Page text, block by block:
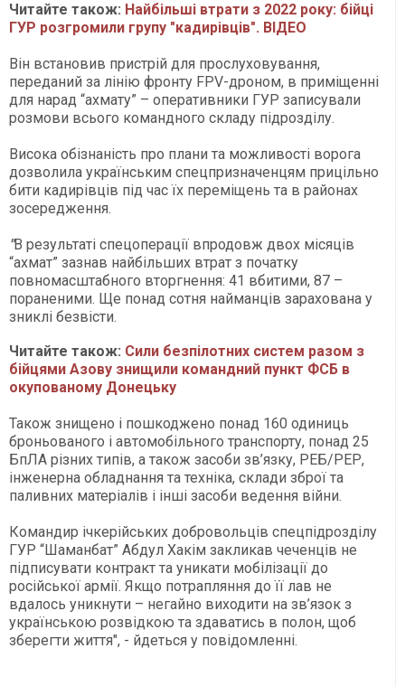
Читайте також: Найбільші втрати з 2022 року: бійці
ГУР розгромили групу "кадирівців". ВІДЕО
Він встановив пристрій для прослуховування,
переданий за лінію фронту FPV-дроном, в приміщенні
для нарад “ахмату” – оперативники ГУР записували
розмови всього командного складу підрозділу.
Висока обізнаність про плани та можливості ворога
дозволила українським спецпризначенцям прицільно
бити кадирівців під час їх переміщень та в районах
зосередження.
"В результаті спецоперації впродовж двох місяців
“ахмат” зазнав найбільших втрат з початку
повномасштабного вторгнення: 41 вбитими, 87 –
пораненими. Ще понад сотня найманців зарахована у
зниклі безвісти.
Читайте також: Сили безпілотних систем разом з
бійцями Азову знищили командний пункт ФСБ в
окупованому Донецьку
Також знищено і пошкоджено понад 160 одиниць
броньованого і автомобільного транспорту, понад 25
БпЛА різних типів, а також засоби зв’язку, РЕБ/РЕР,
інженерна обладнання та техніка, склади зброї та
паливних матеріалів і інші засоби ведення війни.
Командир ічкерійських добровольців спецпідрозділу
ГУР “Шаманбат” Абдул Хакім закликав чеченців не
підписувати контракт та уникати мобілізації до
російської армії. Якщо потрапляння до її лав не
вдалось уникнути – негайно виходити на зв’язок з
українською розвідкою та здаватись в полон, щоб
зберегти життя", - йдеться у повідомленні.